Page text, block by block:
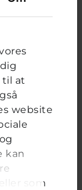
til at
website
kan
som
og skrevet